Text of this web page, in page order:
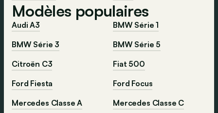
Modèles populaires
Audi A3
BMW Série 1
BMW Série 3
BMW Série 5
Citroën C3
Fiat 500
Ford Fiesta
Ford Focus
Mercedes Classe A
Mercedes Classe C